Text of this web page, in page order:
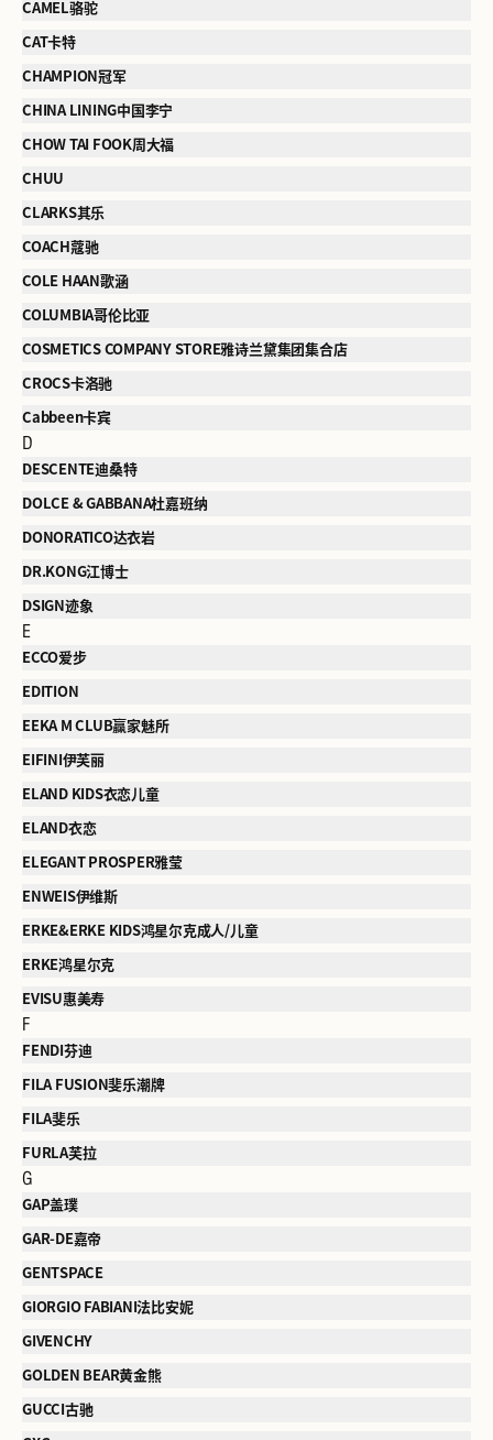
CAMEL骆驼
CAT卡特
CHAMPION冠军
CHINA LINING中国李宁
CHOW TAI FOOK周大福
CHUU
CLARKS其乐
COACH蔻驰
COLE HAAN歌涵
COLUMBIA哥伦比亚
COSMETICS COMPANY STORE雅诗兰黛集团集合店
CROCS卡洛驰
Cabbeen卡宾
D
DESCENTE迪桑特
DOLCE & GABBANA杜嘉班纳
DONORATICO达衣岩
DR.KONG江博士
DSIGN迹象
E
ECCO爱步
EDITION
EEKA M CLUB赢家魅所
EIFINI伊芙丽
ELAND KIDS衣恋儿童
ELAND衣恋
ELEGANT PROSPER雅莹
ENWEIS伊维斯
ERKE&ERKE KIDS鸿星尔克成人/儿童
ERKE鸿星尔克
EVISU惠美寿
F
FENDI芬迪
FILA FUSION斐乐潮牌
FILA斐乐
FURLA芙拉
G
GAP盖璞
GAR-DE嘉帝
GENTSPACE
GIORGIO FABIANI法比安妮
GIVENCHY
GOLDEN BEAR黄金熊
GUCCI古驰